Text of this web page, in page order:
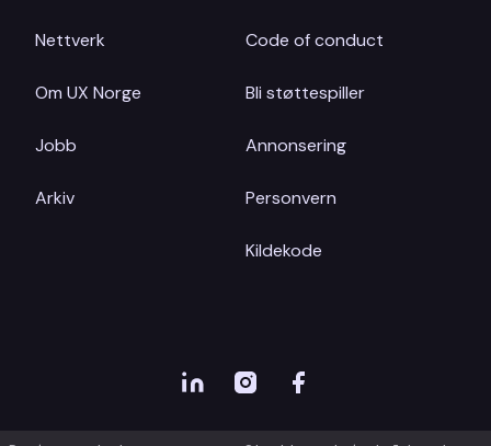
Nettverk
Om UX Norge
Jobb
Arkiv
Code of conduct
Bli støttespiller
Annonsering
Personvern
Kildekode